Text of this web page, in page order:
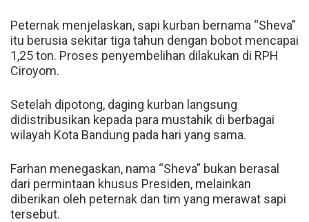
Peternak menjelaskan, sapi kurban bernama “Sheva”
itu berusia sekitar tiga tahun dengan bobot mencapai
1,25 ton. Proses penyembelihan dilakukan di RPH
Ciroyom.
Setelah dipotong, daging kurban langsung
didistribusikan kepada para mustahik di berbagai
wilayah Kota Bandung pada hari yang sama.
Farhan menegaskan, nama “Sheva” bukan berasal
dari permintaan khusus Presiden, melainkan
diberikan oleh peternak dan tim yang merawat sapi
tersebut.